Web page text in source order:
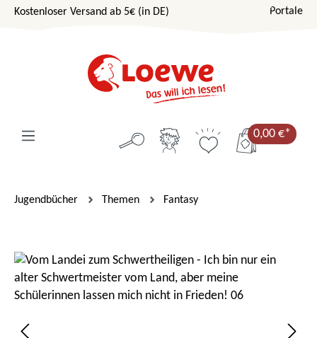
Zum Hauptinhalt springen
Kostenloser Versand ab 5€ (in DE) Portale
0,00 €*
Jugendbücher Themen Fantasy
Bildergalerie überspringen